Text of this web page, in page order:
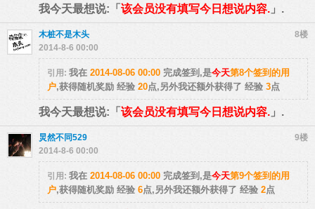
我今天最想说:「 该会员没有填写今日想说内容. 」.
8楼
木桩不是木头
2014-8-6 00:00
引用: 我在 2014-08-06 00:00 完成签到,是今天第8个签到的用
户,获得随机奖励 经验 20点,另外我还额外获得了 经验 3点
我今天最想说:「 该会员没有填写今日想说内容. 」.
9楼
炅然不同529
2014-8-6 00:00
引用: 我在 2014-08-06 00:00 完成签到,是今天第9个签到的用
户,获得随机奖励 经验 6点,另外我还额外获得了 经验 2点